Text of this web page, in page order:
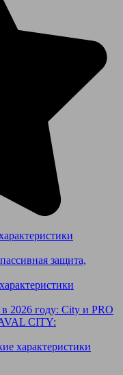
защита,
2026 году: City и PRO
CITY:
характеристики